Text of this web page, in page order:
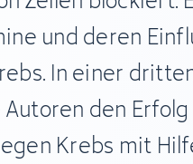
und deren
In einer
den
Krebs mit